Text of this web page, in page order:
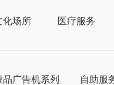
化场所 医疗服务
晶广告机系列 自助服